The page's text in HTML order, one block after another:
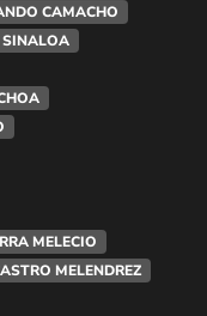
CAMACHO
SINALOA
MELECIO
MELENDREZ